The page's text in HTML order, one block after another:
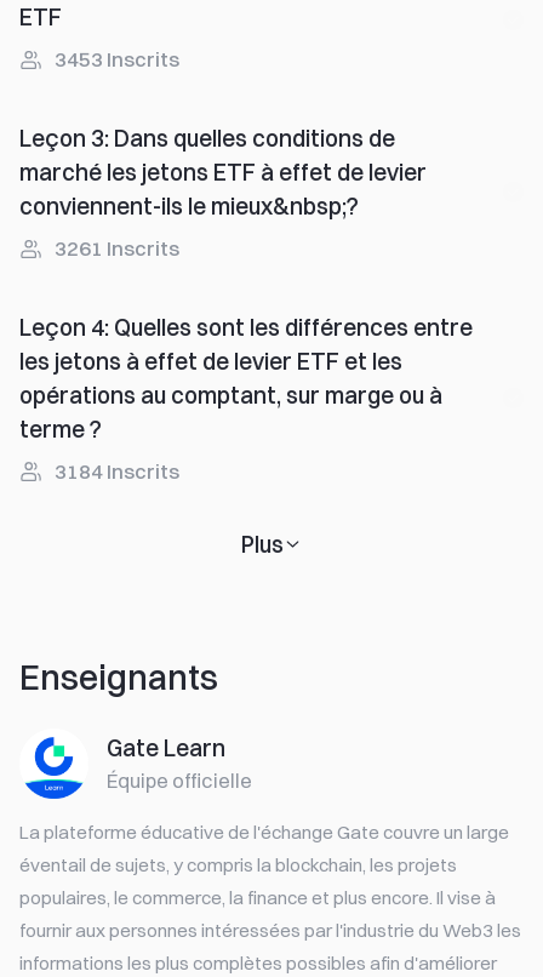
ETF
3453 Inscrits
Leçon 3: Dans quelles conditions de
marché les jetons ETF à effet de levier
conviennent-ils le mieux&nbsp;?
3261 Inscrits
Leçon 4: Quelles sont les différences entre
les jetons à effet de levier ETF et les
opérations au comptant, sur marge ou à
terme ?
3184 Inscrits
Plus
Enseignants
Gate Learn
Équipe officielle
La plateforme éducative de l'échange Gate couvre un large
éventail de sujets, y compris la blockchain, les projets
populaires, le commerce, la finance et plus encore. Il vise à
fournir aux personnes intéressées par l'industrie du Web3 les
informations les plus complètes possibles afin d'améliorer